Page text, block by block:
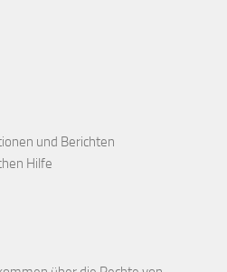
und Berichten
Hilfe